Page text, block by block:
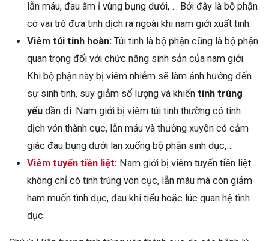
lẫn máu, đau âm ỉ vùng bụng dưới,…. Bởi đây là bộ phận
có vai trò đưa tinh dịch ra ngoài khi nam giới xuất tinh.
Viêm túi tinh hoàn: Túi tinh là bộ phận cũng là bộ phận
quan trọng đối với chức năng sinh sản của nam giới.
Khi bộ phận này bị viêm nhiễm sẽ làm ảnh hưởng đến
sự sinh tinh, suy giảm số lượng và khiến tinh trùng
yếu dần đi. Nam giới bị viêm túi tinh thường có tinh
dịch vón thành cục, lẫn máu và thường xuyên có cảm
giác đau bụng dưới lan xuống bộ phận sinh dục,…
Viêm tuyến tiền liệt: Nam giới bị viêm tuyến tiền liệt
không chỉ có tinh trùng vón cục, lẫn máu mà còn giảm
ham muốn tình dục, đau khi tiểu hoặc lúc quan hệ tình
dục.